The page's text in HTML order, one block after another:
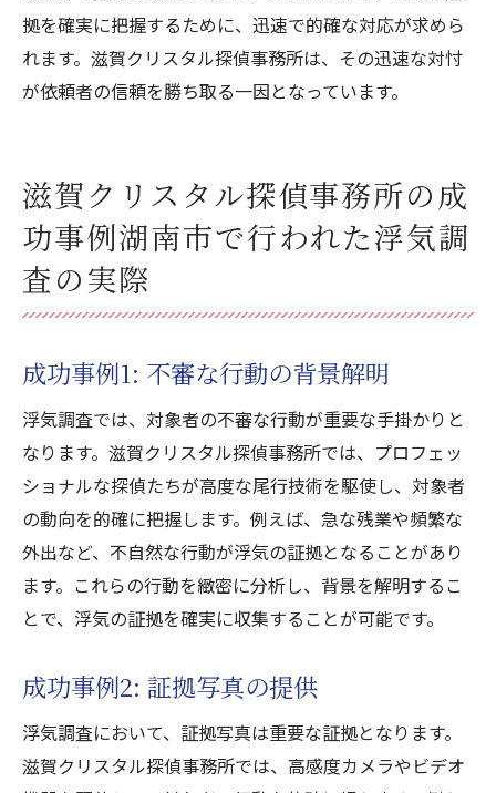
複数の証拠収集
適切な報告書作成
依頼者との密なコミュニケーション
拠を確実に把握するために、迅速で的確な対応が求めら
れます。滋賀クリスタル探偵事務所は、その迅速な対忖
が依頼者の信頼を勝ち取る一因となっています。
滋賀クリスタル探偵事務所の成
功事例湖南市で行われた浮気調
査の実際
成功事例1: 不審な行動の背景解明
浮気調査では、対象者の不審な行動が重要な手掛かりと
なります。滋賀クリスタル探偵事務所では、プロフェッ
ショナルな探偵たちが高度な尾行技術を駆使し、対象者
の動向を的確に把握します。例えば、急な残業や頻繁な
外出など、不自然な行動が浮気の証拠となることがあり
ます。これらの行動を緻密に分析し、背景を解明するこ
とで、浮気の証拠を確実に収集することが可能です。
成功事例2: 証拠写真の提供
浮気調査において、証拠写真は重要な証拠となります。
滋賀クリスタル探偵事務所では、高感度カメラやビデオ